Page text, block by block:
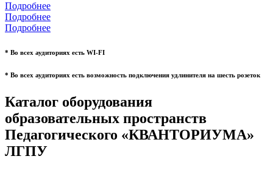
Подробнее
Подробнее
Подробнее
* Во всех аудиториях есть WI-FI
* Во всех аудиториях есть возможность подключения удлинителя на шесть розеток
Каталог оборудования
образовательных пространств
Педагогического «КВАНТОРИУМА»
ЛГПУ